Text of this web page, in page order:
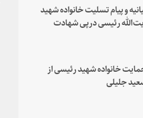
و پیام تسلیت خانواده شهید
رئیسی درپی شهادت
خانواده شهید رئیسی از
جلیلی